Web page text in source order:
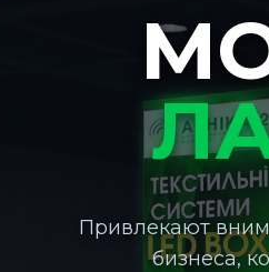
Привлекают
бизнеса,